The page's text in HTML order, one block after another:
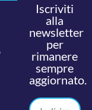
Iscriviti
alla
newsletter
per
rimanere
sempre
aggiornato.